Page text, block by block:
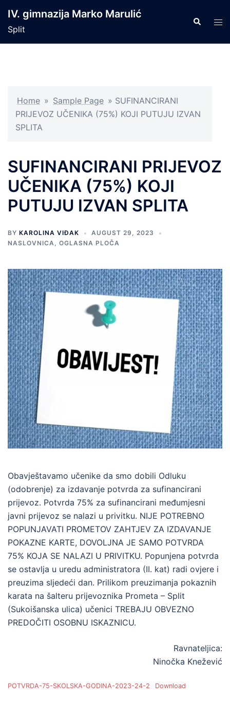
content
IV. gimnazija Marko Marulić
Split
Search
Home » Sample Page » SUFINANCIRANI
PRIJEVOZ UČENIKA (75%) KOJI PUTUJU IZVAN
SPLITA
SUFINANCIRANI PRIJEVOZ
UČENIKA (75%) KOJI
PUTUJU IZVAN SPLITA
BY KAROLINA VIĐAK
AUGUST 29, 2023
NASLOVNICA, OGLASNA PLOČA
Obavještavamo učenike da smo dobili Odluku
(odobrenje) za izdavanje potvrda za sufinancirani
prijevoz. Potvrda 75% za sufinancirani međumjesni
javni prijevoz se nalazi u privitku. NIJE POTREBNO
POPUNJAVATI PROMETOV ZAHTJEV ZA IZDAVANJE
POKAZNE KARTE, DOVOLJNA JE SAMO POTVRDA
75% KOJA SE NALAZI U PRIVITKU. Popunjena potvrda
se ostavlja u uredu administratora (II. kat) radi ovjere i
preuzima sljedeći dan. Prilikom preuzimanja pokaznih
karata na šalteru prijevoznika Prometa – Split
(Sukoišanska ulica) učenici TREBAJU OBVEZNO
PREDOČITI OSOBNU ISKAZNICU.
Ravnateljica:
Ninočka Knežević
POTVRDA-75-SKOLSKA-GODINA-2023-24-2 Download